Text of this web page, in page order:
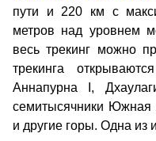
пути и 220 км с
метров над уровнем
весь трекинг можно
трекинга
Аннапурна I,
семитысячники Южная
и другие горы. Одна из